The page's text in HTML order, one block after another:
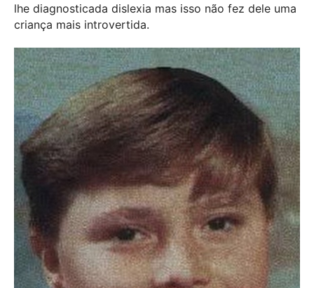
lhe diagnosticada dislexia mas isso não fez dele uma
criança mais introvertida.